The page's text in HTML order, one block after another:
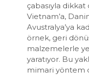
çabasıyla dikkat
Vietnam’a,
Avustralya’ya
örnek, geri
malzemelerle
yaratıyor. Bu
mimari yöntem